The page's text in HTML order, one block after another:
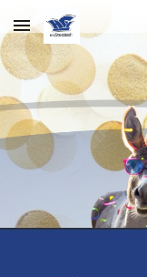
Skip to main content